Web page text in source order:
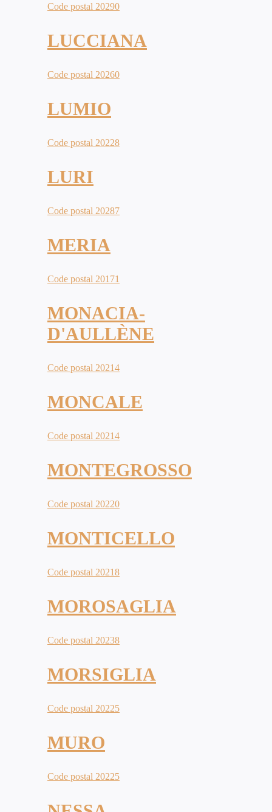
Code postal 20290
LUCCIANA
Code postal 20260
LUMIO
Code postal 20228
LURI
Code postal 20287
MERIA
Code postal 20171
MONACIA-
D'AULLÈNE
Code postal 20214
MONCALE
Code postal 20214
MONTEGROSSO
Code postal 20220
MONTICELLO
Code postal 20218
MOROSAGLIA
Code postal 20238
MORSIGLIA
Code postal 20225
MURO
Code postal 20225